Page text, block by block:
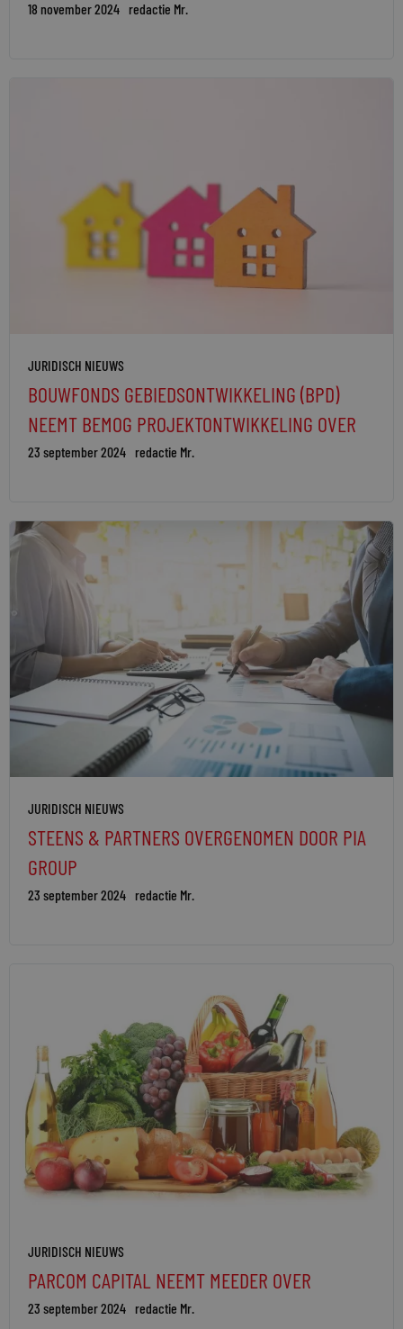
18 november 2024 redactie Mr.
JURIDISCH NIEUWS
BOUWFONDS GEBIEDSONTWIKKELING (BPD)
NEEMT BEMOG PROJEKTONTWIKKELING OVER
23 september 2024 redactie Mr.
JURIDISCH NIEUWS
STEENS & PARTNERS OVERGENOMEN DOOR PIA
GROUP
23 september 2024 redactie Mr.
JURIDISCH NIEUWS
PARCOM CAPITAL NEEMT MEEDER OVER
23 september 2024 redactie Mr.